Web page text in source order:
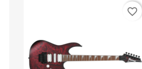
favorite_border